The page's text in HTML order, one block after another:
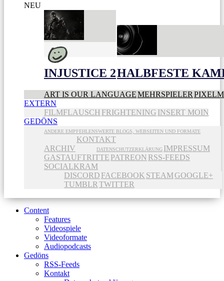
NEU
INJUSTICE 2HALBFESTE
ART IS OUR LANGUAGEMEHRSPIELER
EXTERN
FILMFLAUSCH FRIGHTENING INSERT MOIN
GEDÖNS
ANDERE EMPFEHLENSWERTE BLOGS, WEBSEITEN UND FORMATE
ARCHIV
KONTAKT
DATENSCHUTZERKLÄRUNG IMPRESSUM
GASTAUFTRITTE PATREON RSS-FEEDS
SOCIALKRAM
DISCORD FACEBOOK STEAMGOOGLE+
TUMBLR TWITTER
Content
Features
Videospiele
Videoformate
Audiopodcasts
Gedöns
RSS-Feeds
Kontakt